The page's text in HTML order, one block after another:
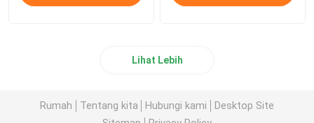
Lihat Lebih
Rumah Tentang kita Hubungi kami
Desktop Site